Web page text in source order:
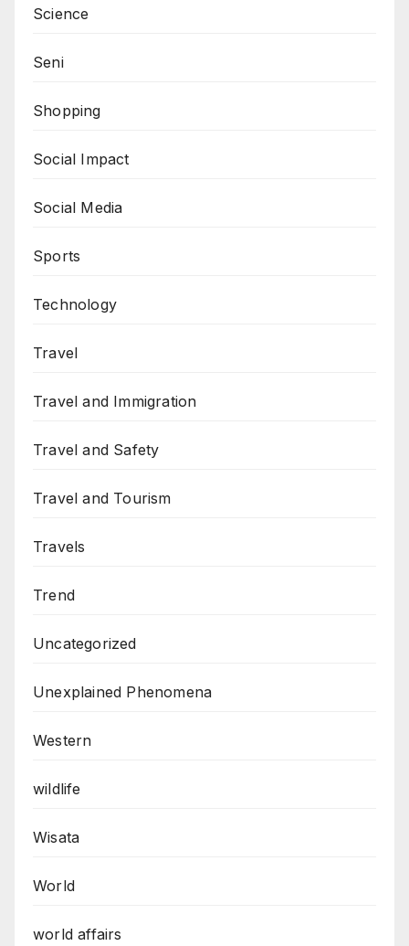
Science
Seni
Shopping
Social Impact
Social Media
Sports
Technology
Travel
Travel and Immigration
Travel and Safety
Travel and Tourism
Travels
Trend
Uncategorized
Unexplained Phenomena
Western
wildlife
Wisata
World
world affairs